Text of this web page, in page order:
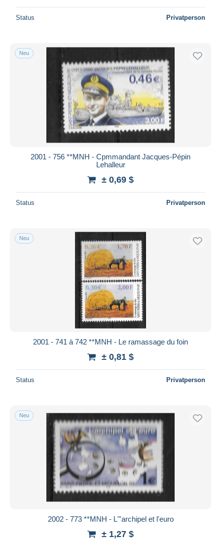
Status Privatperson
Neu
2001 - 756 **MNH - Cpmmandant Jacques-Pépin
Lehalleur
± 0,69 $
Status Privatperson
Neu
2001 - 741 à 742 **MNH - Le ramassage du foin
± 0,81 $
Status Privatperson
Neu
2002 - 773 **MNH - L"'archipel et l'euro
± 1,27 $